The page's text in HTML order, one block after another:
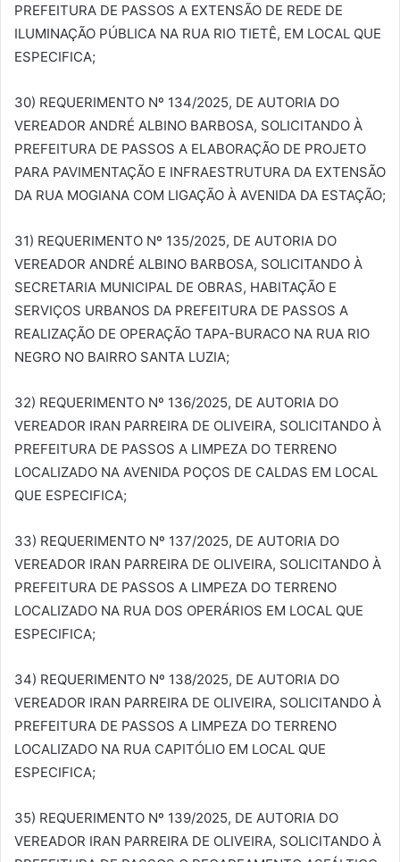
PREFEITURA DE PASSOS A EXTENSÃO DE REDE DE
ILUMINAÇÃO PÚBLICA NA RUA RIO TIETÊ, EM LOCAL QUE
ESPECIFICA;
30) REQUERIMENTO Nº 134/2025, DE AUTORIA DO
VEREADOR ANDRÉ ALBINO BARBOSA, SOLICITANDO À
PREFEITURA DE PASSOS A ELABORAÇÃO DE PROJETO
PARA PAVIMENTAÇÃO E INFRAESTRUTURA DA EXTENSÃO
DA RUA MOGIANA COM LIGAÇÃO À AVENIDA DA ESTAÇÃO;
31) REQUERIMENTO Nº 135/2025, DE AUTORIA DO
VEREADOR ANDRÉ ALBINO BARBOSA, SOLICITANDO À
SECRETARIA MUNICIPAL DE OBRAS, HABITAÇÃO E
SERVIÇOS URBANOS DA PREFEITURA DE PASSOS A
REALIZAÇÃO DE OPERAÇÃO TAPA-BURACO NA RUA RIO
NEGRO NO BAIRRO SANTA LUZIA;
32) REQUERIMENTO Nº 136/2025, DE AUTORIA DO
VEREADOR IRAN PARREIRA DE OLIVEIRA, SOLICITANDO À
PREFEITURA DE PASSOS A LIMPEZA DO TERRENO
LOCALIZADO NA AVENIDA POÇOS DE CALDAS EM LOCAL
QUE ESPECIFICA;
33) REQUERIMENTO Nº 137/2025, DE AUTORIA DO
VEREADOR IRAN PARREIRA DE OLIVEIRA, SOLICITANDO À
PREFEITURA DE PASSOS A LIMPEZA DO TERRENO
LOCALIZADO NA RUA DOS OPERÁRIOS EM LOCAL QUE
ESPECIFICA;
34) REQUERIMENTO Nº 138/2025, DE AUTORIA DO
VEREADOR IRAN PARREIRA DE OLIVEIRA, SOLICITANDO À
PREFEITURA DE PASSOS A LIMPEZA DO TERRENO
LOCALIZADO NA RUA CAPITÓLIO EM LOCAL QUE
ESPECIFICA;
35) REQUERIMENTO Nº 139/2025, DE AUTORIA DO
VEREADOR IRAN PARREIRA DE OLIVEIRA, SOLICITANDO À